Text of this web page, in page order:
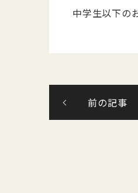
中学生以下の
前の記事